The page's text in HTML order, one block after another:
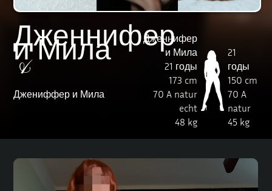
Дженнифер
и Мила
&
Джениффер и Мила
Дженнифер
и Мила
21 годы
173 cm
70 A natur
echt
48 kg
21
годы
150 cm
70 A
natur
45 kg